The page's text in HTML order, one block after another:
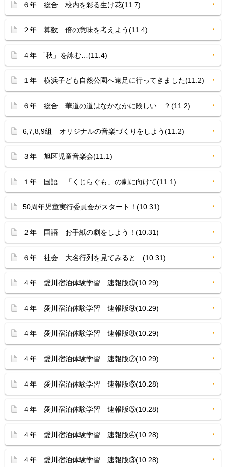
６年 総合 校内を彩る生け花(11.7)
２年 算数 倍の意味を考えよう(11.4)
４年 「秋」を詠む…(11.4)
１年 横浜子ども自然公園へ遠足に行ってきました(11.2)
６年 総合 華道の道はなかなかに険しい…？(11.2)
6,7,8,9組 オリジナルの音楽づくりをしよう(11.2)
３年 旭区児童音楽会(11.1)
１年 国語 「くじらぐも」の劇に向けて(11.1)
50周年児童実行委員会がスタート！(10.31)
２年 国語 お手紙の劇をしよう！(10.31)
６年 社会 大名行列を見てみると…(10.31)
４年 愛川宿泊体験学習 速報版⑩(10.29)
４年 愛川宿泊体験学習 速報版⑨(10.29)
４年 愛川宿泊体験学習 速報版⑧(10.29)
４年 愛川宿泊体験学習 速報版⑦(10.29)
４年 愛川宿泊体験学習 速報版⑥(10.28)
４年 愛川宿泊体験学習 速報版⑤(10.28)
４年 愛川宿泊体験学習 速報版④(10.28)
４年 愛川宿泊体験学習 速報版③(10.28)